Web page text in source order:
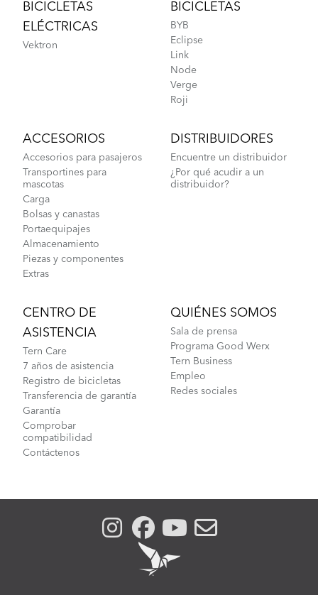
BICICLETAS
ELÉCTRICAS
Vektron
BICICLETAS
BYB
Eclipse
Link
Node
Verge
Roji
ACCESORIOS
Accesorios para pasajeros
Transportines para
mascotas
Carga
Bolsas y canastas
Portaequipajes
Almacenamiento
Piezas y componentes
Extras
DISTRIBUIDORES
Encuentre un distribuidor
¿Por qué acudir a un
distribuidor?
CENTRO DE
ASISTENCIA
Tern Care
7 años de asistencia
Registro de bicicletas
Transferencia de garantía
Garantía
Comprobar
compatibilidad
Contáctenos
QUIÉNES SOMOS
Sala de prensa
Programa Good Werx
Tern Business
Empleo
Redes sociales